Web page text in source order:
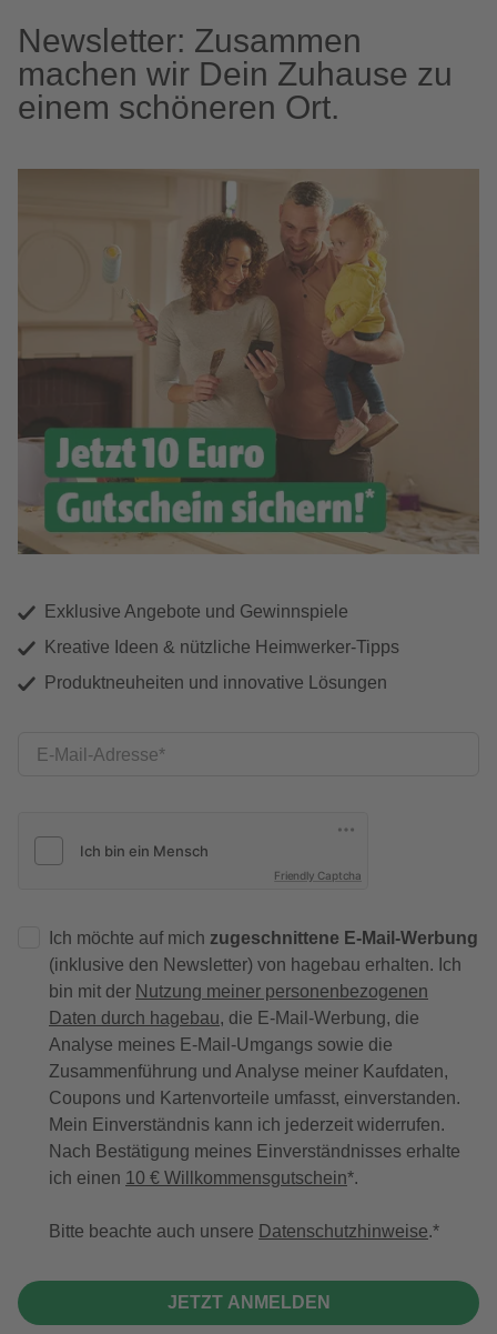
Newsletter: Zusammen
machen wir Dein Zuhause zu
einem schöneren Ort.
Exklusive Angebote und Gewinnspiele
Kreative Ideen & nützliche Heimwerker-Tipps
Produktneuheiten und innovative Lösungen
E-Mail-Adresse
Friendly Captcha
Ich möchte auf mich zugeschnittene E-Mail-Werbung
(inklusive den Newsletter) von hagebau erhalten. Ich
bin mit der Nutzung meiner personenbezogenen
Daten durch hagebau, die E-Mail-Werbung, die
Analyse meines E-Mail-Umgangs sowie die
Zusammenführung und Analyse meiner Kaufdaten,
Coupons und Kartenvorteile umfasst, einverstanden.
Mein Einverständnis kann ich jederzeit widerrufen.
Nach Bestätigung meines Einverständnisses erhalte
ich einen 10 € Willkommensgutschein*.
Bitte beachte auch unsere Datenschutzhinweise.
JETZT ANMELDEN